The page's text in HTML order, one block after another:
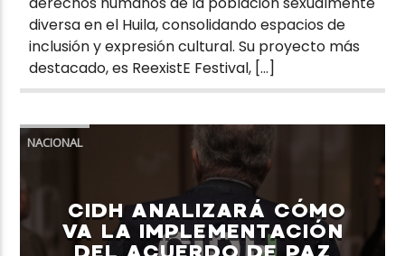
diversa en el Huila, consolidando espacios de
inclusión y expresión cultural. Su proyecto más
destacado, es ReexistE Festival, […]
NACIONAL
CIDH ANALIZARÁ CÓMO
VA LA IMPLEMENTACIÓN